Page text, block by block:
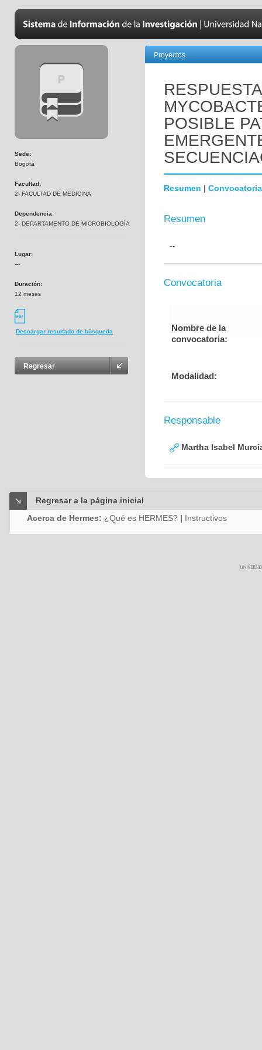
Sede:
Bogotá
Facultad:
2- FACULTAD DE MEDICINA
Dependencia:
2- DEPARTAMENTO DE MICROBIOLOGÍA
Lugar:
---
Duración:
12 meses
Descargar resultado de búsqueda
Regresar
Proyectos
POSIBLE
Resumen | Convocatoria
Resumen
--
Convocatoria
Nombre de la
convocatoria:
Modalidad:
Responsable
Martha Isabel
Regresar a la página inicial
Acerca de Hermes: ¿Qué es HERMES? | Instructivos